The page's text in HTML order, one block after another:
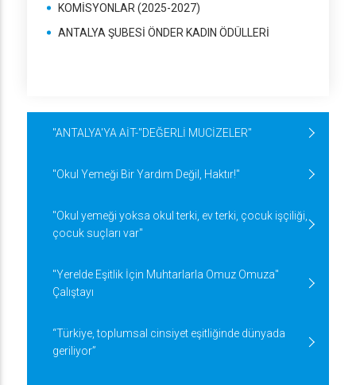
KOMİSYONLAR (2025-2027)
ANTALYA ŞUBESİ ÖNDER KADIN ÖDÜLLERİ
"ANTALYA'YA AİT-"DEĞERLİ MUCİZELER"
"Okul Yemeği Bir Yardım Değil, Haktır!"
"Okul yemeği yoksa okul terki, ev terki, çocuk işçiliği,
çocuk suçları var"
"Yerelde Eşitlik İçin Muhtarlarla Omuz Omuza"
Çalıştayı
“Türkiye, toplumsal cinsiyet eşitliğinde dünyada
geriliyor”